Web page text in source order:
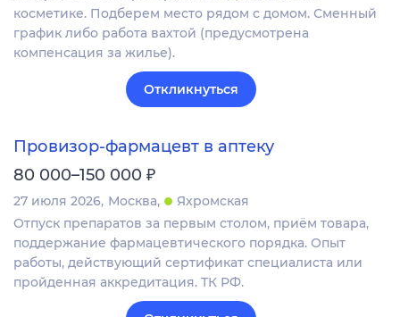
косметике. Подберем место рядом с домом. Сменный
график либо работа вахтой (предусмотрена
компенсация за жилье).
Откликнуться
Провизор-фармацевт в аптеку
80 000–150 000 ₽
27 июля 2026 Москва
Яхромская
Отпуск препаратов за первым столом, приём товара,
поддержание фармацевтического порядка. Опыт
работы, действующий сертификат специалиста или
пройденная аккредитация. ТК РФ.